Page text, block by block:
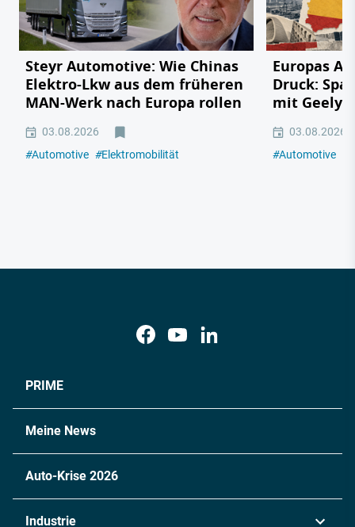
Steyr Automotive: Wie Chinas
Elektro-Lkw aus dem früheren
MAN-Werk nach Europa rollen
03.08.2026
#Automotive #Elektromobilität
Europas
Druck:
mit Geely,
03.08.2026
#Automotive
PRIME
Meine News
Auto-Krise 2026
Industrie